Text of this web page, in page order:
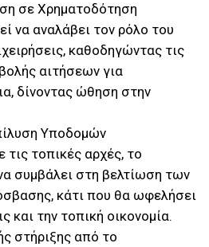
σε Χρηματοδότηση
να αναλάβει τον ρόλο του
καθοδηγώντας τις
αιτήσεων για
δίνοντας ώθηση στην
Υποδομών
τοπικές αρχές, το
συμβάλει στη βελτίωση των
κάτι που θα ωφελήσει
και την τοπική οικονομία.
στήριξης από το